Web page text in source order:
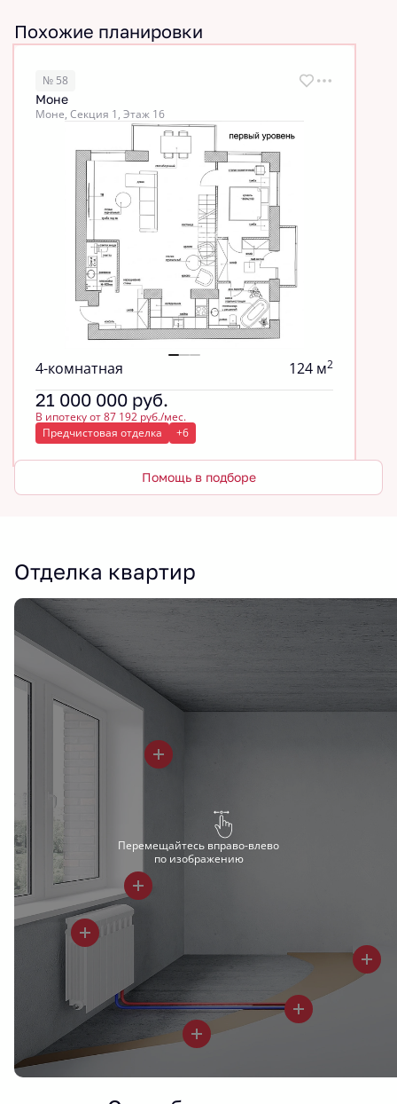
Похожие планировки
№ 58
Моне
Моне, Секция 1, Этаж 16
4-комнатная 124 м2
21 000 000 руб.
В ипотеку от 87 192 руб./мес.
Предчистовая отделка
+6
Помощь в подборе
Отделка квартир
Перемещайтесь вправо-влево
по изображению